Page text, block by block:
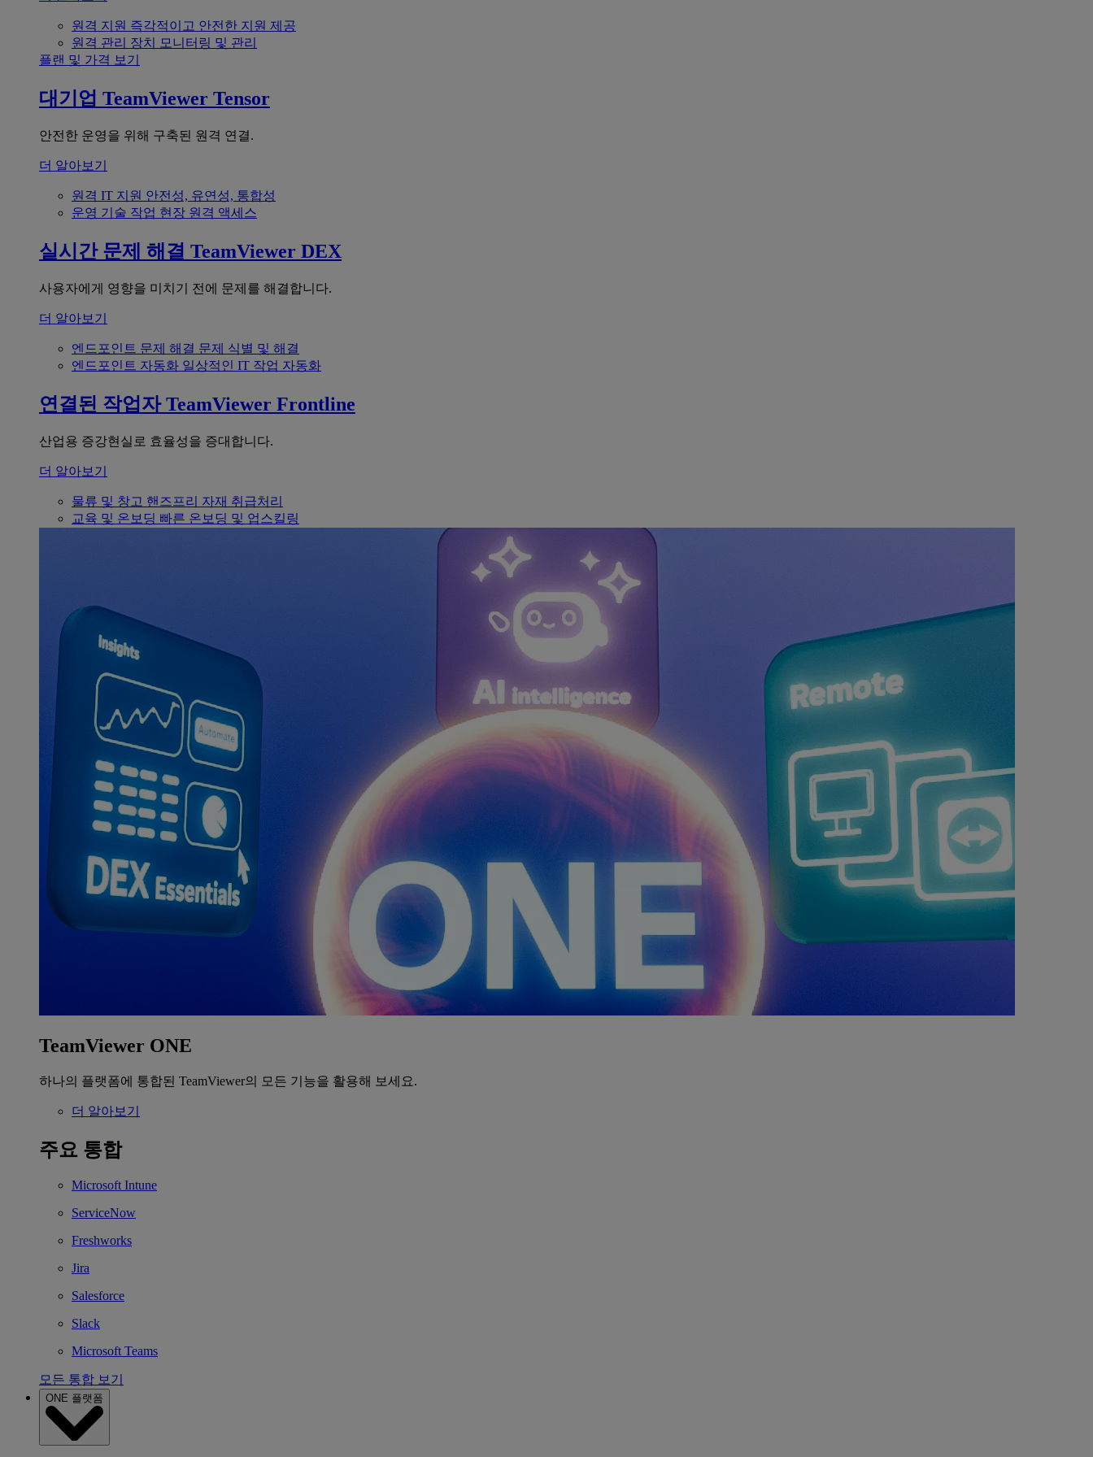
원격 지원 즉각적이고 안전한 지원 제공
원격 관리 장치 모니터링 및 관리
플랜 및 가격 보기
대기업 TeamViewer Tensor
안전한 운영을 위해 구축된 원격 연결.
더 알아보기
원격 IT 지원 안전성, 유연성, 통합성
운영 기술 작업 현장 원격 액세스
실시간 문제 해결 TeamViewer DEX
사용자에게 영향을 미치기 전에 문제를 해결합니다.
더 알아보기
엔드포인트 문제 해결 문제 식별 및 해결
엔드포인트 자동화 일상적인 IT 작업 자동화
연결된 작업자 TeamViewer Frontline
산업용 증강현실로 효율성을 증대합니다.
더 알아보기
물류 및 창고 핸즈프리 자재 취급처리
교육 및 온보딩 빠른 온보딩 및 업스킬링
TeamViewer ONE
하나의 플랫폼에 통합된 TeamViewer의 모든 기능을 활용해 보세요.
더 알아보기
주요 통합
Microsoft Intune
ServiceNow
Freshworks
Jira
Salesforce
Slack
Microsoft Teams
모든 통합 보기
ONE 플랫폼